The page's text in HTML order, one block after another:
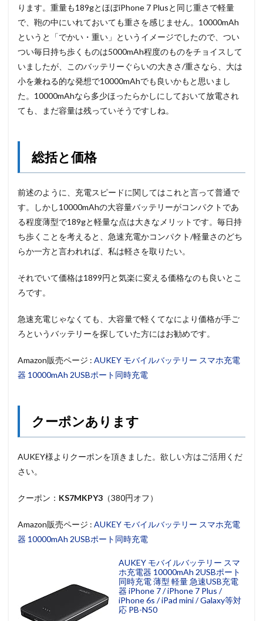
ります。重量も189gとほぼiPhone 7 Plusと同じ重さで軽量
で、鞄の中にいれておいても重さを感じません。10000mAh
というと「でかい・重い」というイメージでしたので、つい
つい毎日持ち歩くものは5000mAh程度のものをチョイスして
いましたが、このバッテリーぐらいの大きさ/重さなら、大は
小を兼ねる的な発想で10000mAhでも良いかもと思いまし
た。10000mAhなら多少ほったらかしにしておいて放電され
ても、まだ容量は残っていそうですしね。
総括と価格
前述のように、充電スピードに関してはこれと言って普通で
す。しかし10000mAhの大容量バッテリーがコンパクトであ
る程度薄型で189gと軽量な点は大きなメリットです。毎日持
ち歩くことを考えると、急速充電かコンパクト/軽量さのどち
らか一方と言われれば、私は軽さを取りたい。
それでいて価格は1899円と気楽に変える価格なのも良いとこ
ろです。
急速充電じゃなくても、大容量で軽くてなにより価格が手ご
ろというバッテリーを探していた方にはお勧めです。
Amazon販売ページ : AUKEY モバイルバッテリー スマホ充電
器 10000mAh 2USBポート同時充電
クーポンあります
AUKEY様よりクーポンを頂きました。欲しい方はご活用くだ
さい。
クーポン： KS7MKPY3 （380円オフ）
Amazon販売ページ : AUKEY モバイルバッテリー スマホ充電
器 10000mAh 2USBポート同時充電
AUKEY モバイルバッテリー スマ
ホ充電器 10000mAh 2USBポート
同時充電 薄型 軽量 急速USB充電
器 iPhone 7 / iPhone 7 Plus /
iPhone 6s / iPad mini / Galaxy等対
応 PB-N50